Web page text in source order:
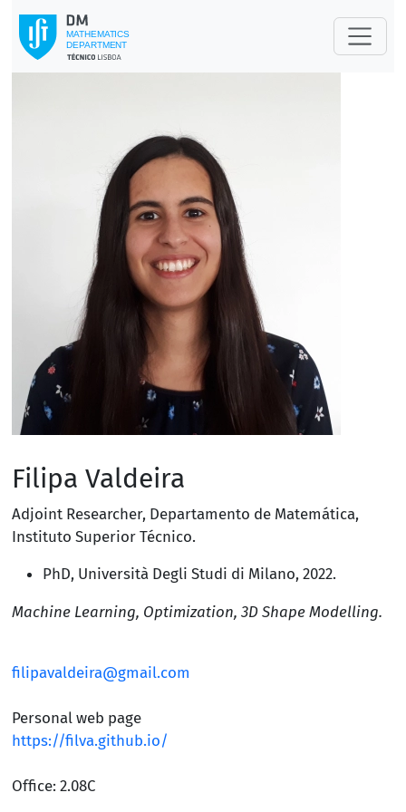
Filipa Valdeira
Adjoint Researcher, Departamento de Matemática,
Instituto Superior Técnico.
PhD, Università Degli Studi di Milano, 2022.
Machine Learning, Optimization, 3D Shape Modelling.
filipavaldeira@gmail.com
Personal web page
https://filva.github.io/
Office: 2.08C